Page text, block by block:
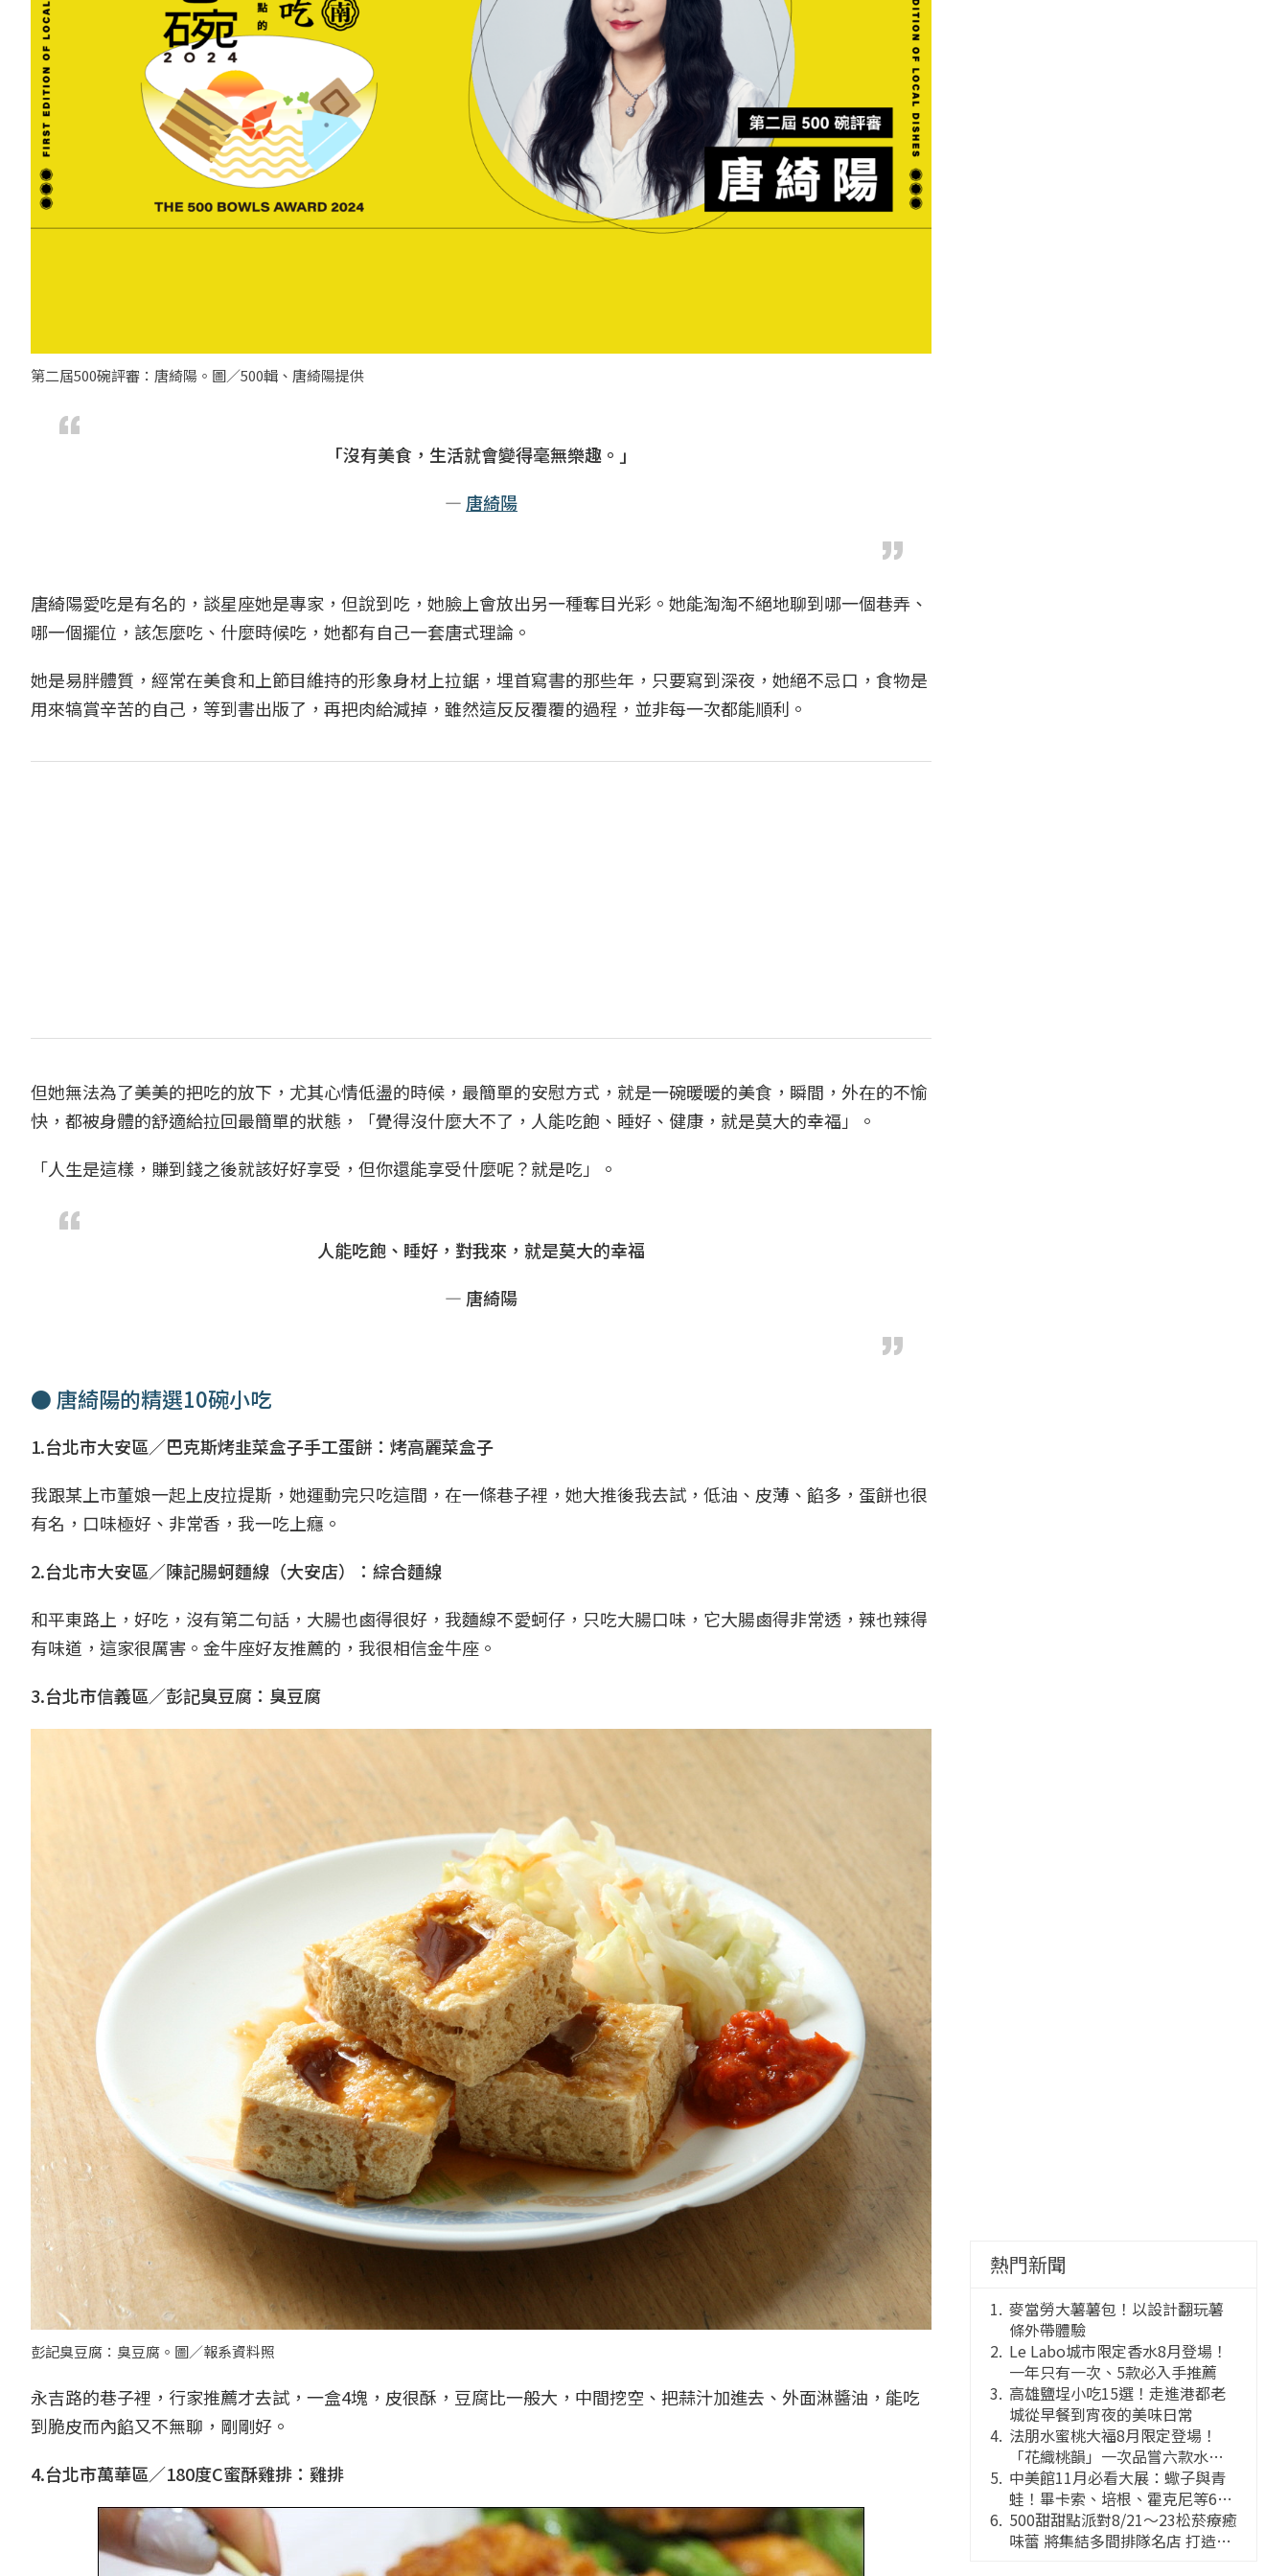
第二屆500碗評審：唐綺陽。圖／500輯、唐綺陽提供
「沒有美食，生活就會變得毫無樂趣。」
— 唐綺陽
唐綺陽愛吃是有名的，談星座她是專家，但說到吃，她臉上會放出另一種奪目光彩。她能淘淘不絕地聊到哪一個巷弄、
哪一個擺位，該怎麼吃、什麼時候吃，她都有自己一套唐式理論。
她是易胖體質，經常在美食和上節目維持的形象身材上拉鋸，埋首寫書的那些年，只要寫到深夜，她絕不忌口，食物是
用來犒賞辛苦的自己，等到書出版了，再把肉給減掉，雖然這反反覆覆的過程，並非每一次都能順利。
但她無法為了美美的把吃的放下，尤其心情低盪的時候，最簡單的安慰方式，就是一碗暖暖的美食，瞬間，外在的不愉
快，都被身體的舒適給拉回最簡單的狀態，「覺得沒什麼大不了，人能吃飽、睡好、健康，就是莫大的幸福」。
「人生是這樣，賺到錢之後就該好好享受，但你還能享受什麼呢？就是吃」。
人能吃飽、睡好，對我來，就是莫大的幸福
— 唐綺陽
● 唐綺陽的精選10碗小吃
1.台北市大安區／巴克斯烤韭菜盒子手工蛋餅：烤高麗菜盒子
我跟某上市董娘一起上皮拉提斯，她運動完只吃這間，在一條巷子裡，她大推後我去試，低油、皮薄、餡多，蛋餅也很
有名，口味極好、非常香，我一吃上癮。
2.台北市大安區／陳記腸蚵麵線（大安店）：綜合麵線
和平東路上，好吃，沒有第二句話，大腸也鹵得很好，我麵線不愛蚵仔，只吃大腸口味，它大腸鹵得非常透，辣也辣得
有味道，這家很厲害。金牛座好友推薦的，我很相信金牛座。
3.台北市信義區／彭記臭豆腐：臭豆腐
彭記臭豆腐：臭豆腐。圖／報系資料照
永吉路的巷子裡，行家推薦才去試，一盒4塊，皮很酥，豆腐比一般大，中間挖空、把蒜汁加進去、外面淋醬油，能吃
到脆皮而內餡又不無聊，剛剛好。
4.台北市萬華區／180度C蜜酥雞排：雞排
熱門新聞
麥當勞大薯薯包！以設計翻玩薯
條外帶體驗
Le Labo城市限定香水8月登場！
一年只有一次、5款必入手推薦
高雄鹽埕小吃15選！走進港都老
城從早餐到宵夜的美味日常
法朋水蜜桃大福8月限定登場！
「花織桃韻」一次品嘗六款水蜜
桃花果大福
中美館11月必看大展：蠍子與青
蛙！畢卡索、培根、霍克尼等66
件國巨典藏亮相
500甜甜點派對8/21～23松菸療癒
味蕾 將集結多間排隊名店 打造靈